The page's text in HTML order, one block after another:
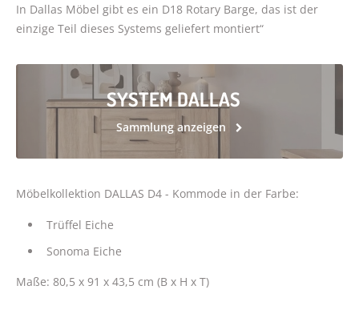
In Dallas Möbel gibt es ein D18 Rotary Barge, das ist der
einzige Teil dieses Systems geliefert montiert“
SYSTEM DALLAS
Sammlung anzeigen
Möbelkollektion DALLAS D4 - Kommode in der Farbe:
Trüffel Eiche
Sonoma Eiche
Maße: 80,5 x 91 x 43,5 cm (B x H x T)